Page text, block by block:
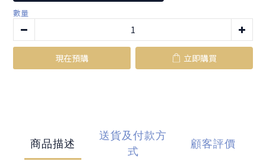
數量
現在預購 立即購買
商品描述
送貨及付款方
式
顧客評價